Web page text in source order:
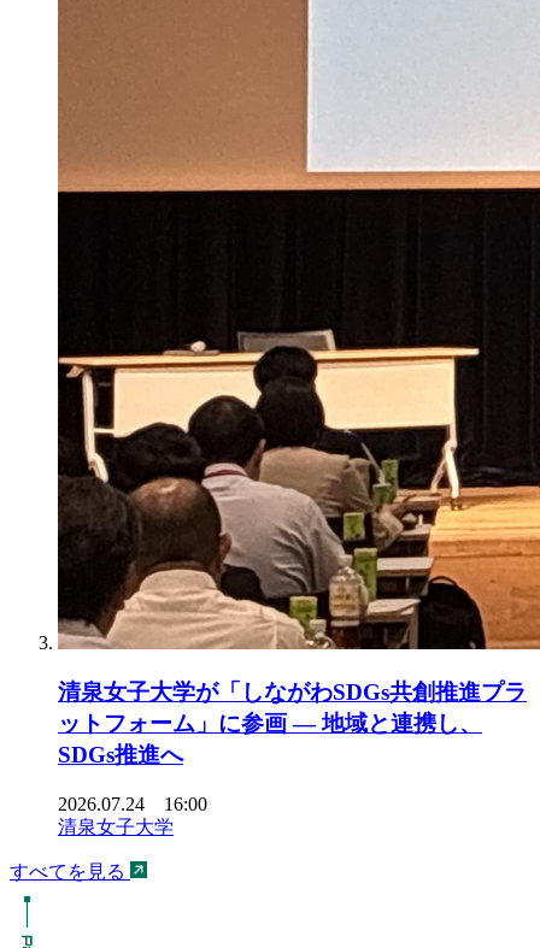
清泉女子大学が「しながわSDGs共創推進プラ
ットフォーム」に参画 ― 地域と連携し、
SDGs推進へ
2026.07.24 16:00
清泉女子大学
すべてを見る